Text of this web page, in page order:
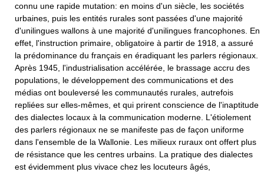
connu une rapide mutation: en moins d'un siècle, les sociétés
urbaines, puis les entités rurales sont passées d'une majorité
d'unilingues wallons à une majorité d'unilingues francophones. En
effet, l'instruction primaire, obligatoire à partir de 1918, a assuré
la prédominance du français en éradiquant les parlers régionaux.
Après 1945, l'industrialisation accélérée, le brassage accru des
populations, le développement des communications et des
médias ont bouleversé les communautés rurales, autrefois
repliées sur elles-mêmes, et qui prirent conscience de l'inaptitude
des dialectes locaux à la communication moderne. L'étiolement
des parlers régionaux ne se manifeste pas de façon uniforme
dans l'ensemble de la Wallonie. Les milieux ruraux ont offert plus
de résistance que les centres urbains. La pratique des dialectes
est évidemment plus vivace chez les locuteurs âgés,